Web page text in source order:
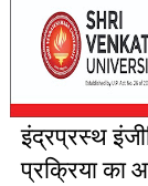
इंद्रप्रस्थ
प्रक्रिया का